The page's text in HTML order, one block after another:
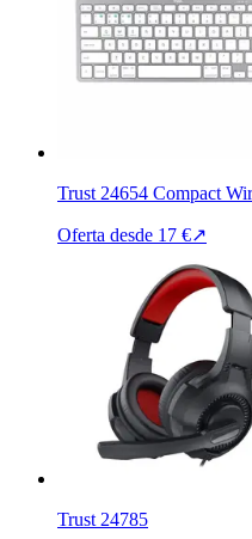
Trust 24654 Compact
Oferta desde 17 €↗
Trust 24785